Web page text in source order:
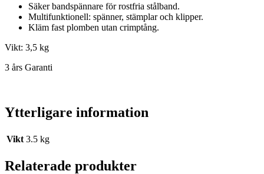
Säker bandspännare för rostfria stålband.
Multifunktionell: spänner, stämplar och klipper.
Kläm fast plomben utan crimptång.
Vikt: 3,5 kg
3 års Garanti
Ytterligare information
Vikt 3.5 kg
Relaterade produkter